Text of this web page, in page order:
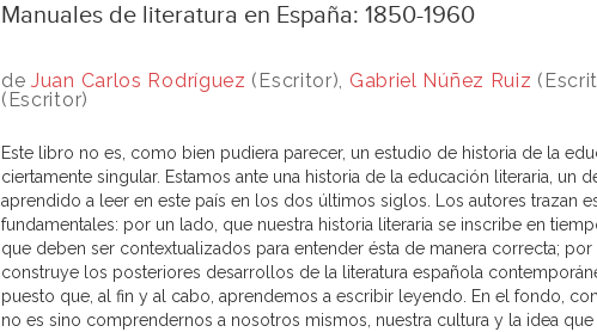
Manuales de literatura en España: 1850-1960
deJuan Carlos Rodríguez (Escritor), Gabriel Núñez Ruiz
(Escritor)
Este libro no es, como bien pudiera parecer, un estudio de historia de la
ciertamente singular. Estamos ante una historia de la educación literaria, un
aprendido a leer en este país en los dos últimos siglos. Los autores trazan
fundamentales: por un lado, que nuestra historia literaria se inscribe en
que deben ser contextualizados para entender ésta de manera correcta;
construye los posteriores desarrollos de la literatura española
puesto que, al fin y al cabo, aprendemos a escribir leyendo. En el fondo,
no es sino comprendernos a nosotros mismos, nuestra cultura y la idea